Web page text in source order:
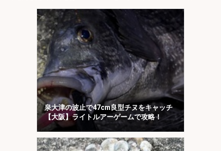
泉大津の波止で47cm良型チヌをキャッチ
【大阪】ライトルアーゲームで攻略！